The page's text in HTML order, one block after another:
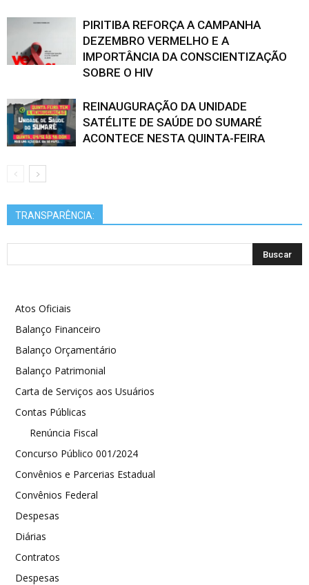
PIRITIBA REFORÇA A CAMPANHA
DEZEMBRO VERMELHO E A
IMPORTÂNCIA DA CONSCIENTIZAÇÃO
SOBRE O HIV
REINAUGURAÇÃO DA UNIDADE
SATÉLITE DE SAÚDE DO SUMARÉ
ACONTECE NESTA QUINTA-FEIRA
TRANSPARÊNCIA:
Atos Oficiais
Balanço Financeiro
Balanço Orçamentário
Balanço Patrimonial
Carta de Serviços aos Usuários
Contas Públicas
Renúncia Fiscal
Concurso Público 001/2024
Convênios e Parcerias Estadual
Convênios Federal
Despesas
Diárias
Contratos
Despesas